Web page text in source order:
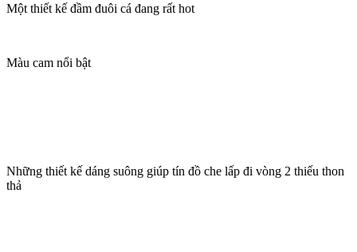
Một thiết kế đầm đuôi cá đang rất hot
Màu cam nổi bật
Những thiết kế dáng suông giúp tín đồ che lấp đi vòng 2 thiếu thon
thả